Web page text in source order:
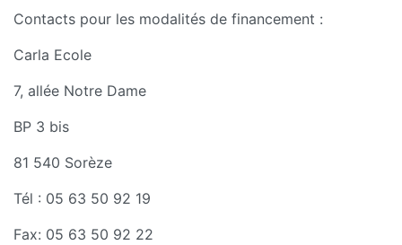
Contacts pour les modalités de financement :
Carla Ecole
7, allée Notre Dame
BP 3 bis
81 540 Sorèze
Tél : 05 63 50 92 19
Fax: 05 63 50 92 22